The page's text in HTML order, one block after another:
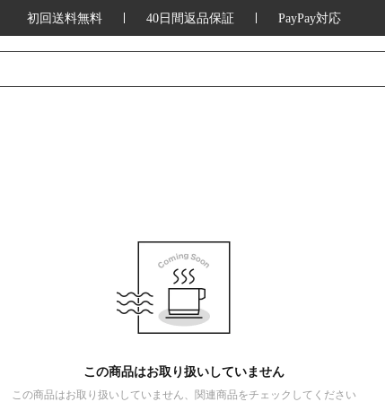
初回送料無料 40日間返品保証 PayPay対応
この商品はお取り扱いしていません
この商品はお取り扱いしていません、関連商品をチェックしてください